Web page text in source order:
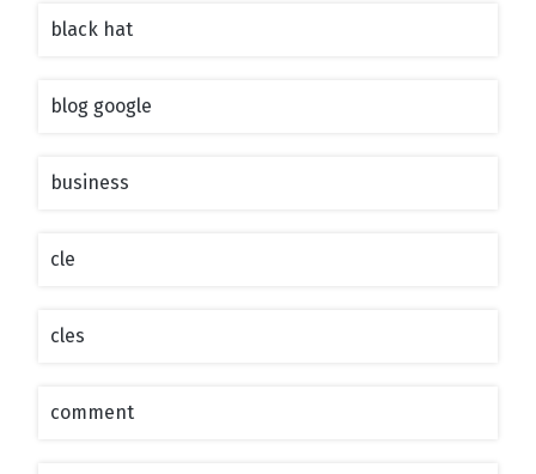
black hat
blog google
business
cle
cles
comment